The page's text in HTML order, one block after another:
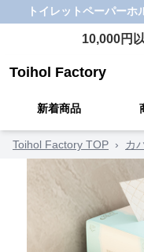
トイレットペーパーホ
10,000円
Toihol Factory
新着商品
Toihol Factory TOP › カ